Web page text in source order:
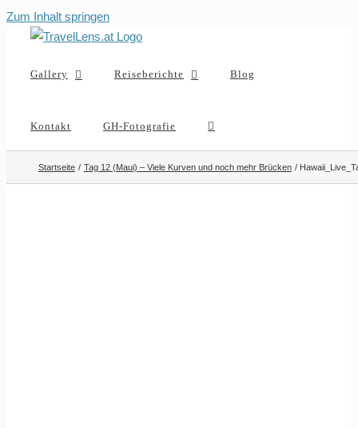
Zum Inhalt springen
Gallery Reiseberichte Blog
Kontakt GH-Fotografie
Startseite Tag 12 (Maui) – Viele Kurven und noch mehr Brücken